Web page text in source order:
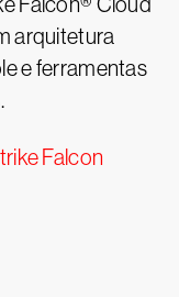
arquitetura
e ferramentas
Falcon